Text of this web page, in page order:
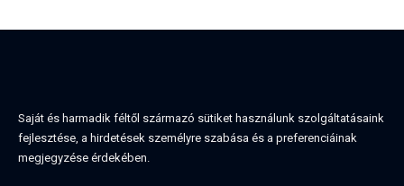
Saját és harmadik féltől származó sütiket használunk szolgáltatásaink
fejlesztése, a hirdetések személyre szabása és a preferenciáinak
megjegyzése érdekében.